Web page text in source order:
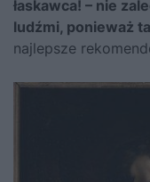
łaskawca! – nie
ludźmi, ponieważ
najlepsze